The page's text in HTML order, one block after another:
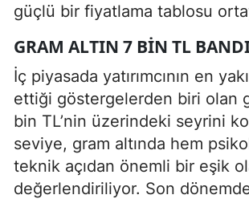
güçlü bir fiyatlama tablosu
GRAM ALTIN 7 BIN TL
İç piyasada yatırımcının en
ettiği göstergelerden biri olan
bin TL’nin üzerindeki seyrini
seviye, gram altında hem
teknik açıdan önemli bir eşik
değerlendiriliyor. Son